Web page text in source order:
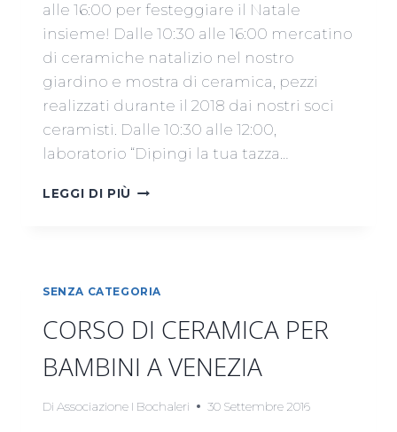
alle 16:00 per festeggiare il Natale
insieme! Dalle 10:30 alle 16:00 mercatino
di ceramiche natalizio nel nostro
giardino e mostra di ceramica, pezzi
realizzati durante il 2018 dai nostri soci
ceramisti. Dalle 10:30 alle 12:00,
laboratorio “Dipingi la tua tazza…
LEGGI DI PIÙ FESTA
SENZA CATEGORIA
CORSO DI CERAMICA PER
BAMBINI A VENEZIA
Di Associazione I Bochaleri 30 Settembre 2016